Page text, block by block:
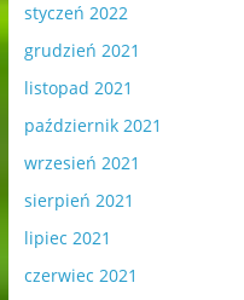
styczeń 2022
grudzień 2021
listopad 2021
październik 2021
wrzesień 2021
sierpień 2021
lipiec 2021
czerwiec 2021